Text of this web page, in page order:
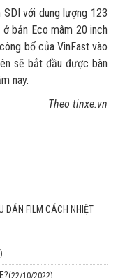
với dung lượng 123
bản Eco mâm 20 inch
bố của VinFast vào
sẽ bắt đầu được bàn
nay.
Theo tinxe.vn
DÁN FILM CÁCH NHIỆT
(22/10/2022)